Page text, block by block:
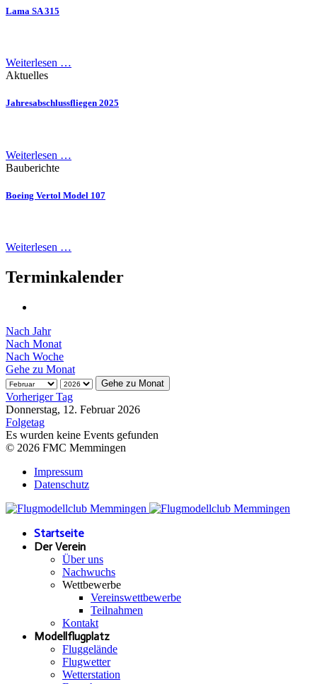
Lama SA 315
Weiterlesen …
Aktuelles
Jahresabschlussfliegen 2025
Weiterlesen …
Bauberichte
Boeing Vertol Model 107
Weiterlesen …
Terminkalender
Nach Jahr
Nach Monat
Nach Woche
Gehe zu Monat
Gehe zu Monat
Vorheriger Tag
Donnerstag, 12. Februar 2026
Folgetag
Es wurden keine Events gefunden
© 2026 FMC Memmingen
Impressum
Datenschutz
Startseite
Der Verein
Über uns
Nachwuchs
Wettbewerbe
Vereinswettbewerbe
Teilnahmen
Kontakt
Modellflugplatz
Fluggelände
Flugwetter
Wetterstation